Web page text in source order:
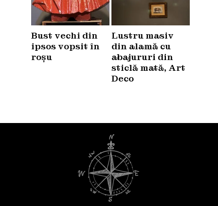
Bust vechi din
ipsos vopsit în
roșu
Lustru masiv
din alamă cu
abajururi din
sticlă mată, Art
Deco